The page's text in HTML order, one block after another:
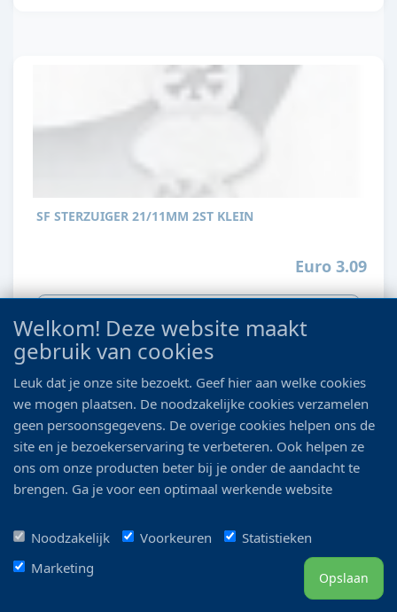
SF STERZUIGER 21/11MM 2ST KLEIN
Euro 3.09
SF STERZUIGER GROOT 2 STUKS
Welkom! Deze website maakt
gebruik van cookies
Leuk dat je onze site bezoekt. Geef hier aan welke cookies
we mogen plaatsen. De noodzakelijke cookies verzamelen
geen persoonsgegevens. De overige cookies helpen ons de
site en je bezoekerservaring te verbeteren. Ook helpen ze
ons om onze producten beter bij je onder de aandacht te
brengen. Ga je voor een optimaal werkende website
Noodzakelijk
Voorkeuren
Statistieken
Marketing
Opslaan